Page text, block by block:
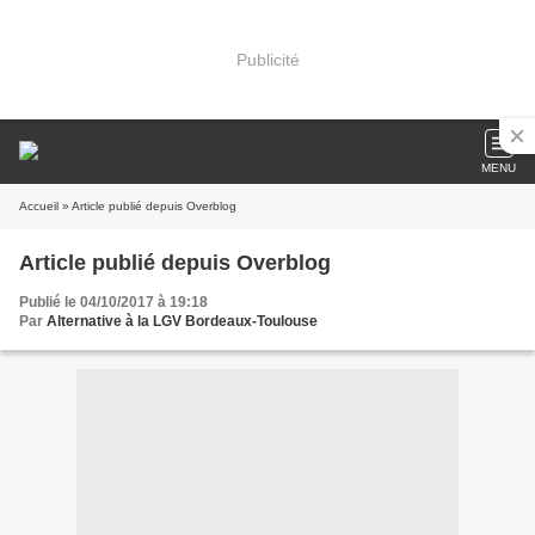
Publicité
MENU
Accueil » Article publié depuis Overblog
Article publié depuis Overblog
Publié le 04/10/2017 à 19:18
Par Alternative à la LGV Bordeaux-Toulouse